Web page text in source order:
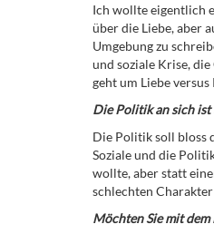
Ich wollte eigentlich
über die Liebe, aber
Umgebung zu
und soziale Krise,
geht um Liebe
Die Politik an sich ist
Die Politik soll bloss
Soziale und die
wollte, aber statt
schlechten
Möchten Sie mit